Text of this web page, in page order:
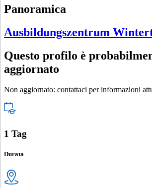
Panoramica
Ausbildungszentrum
Questo profilo è
aggiornato
Non aggiornato: contattaci per informazioni
1 Tag
Durata